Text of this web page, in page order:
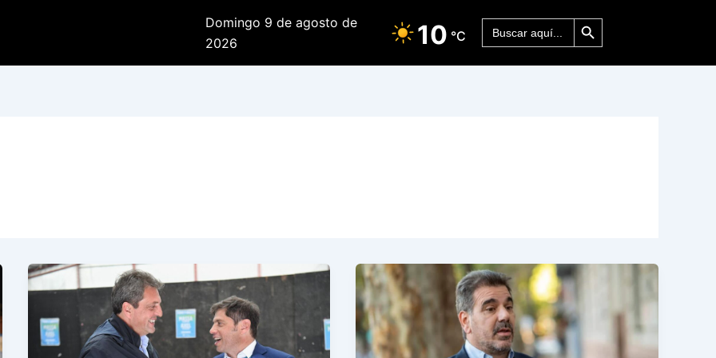
Domingo 9 de agosto de
2026
10 °C
Buscar: Botón de búsqueda